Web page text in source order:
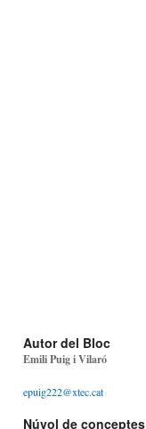
Autor del Bloc
Emili Puig i Vilaró
epuig222@xtec.cat
Núvol de conceptes